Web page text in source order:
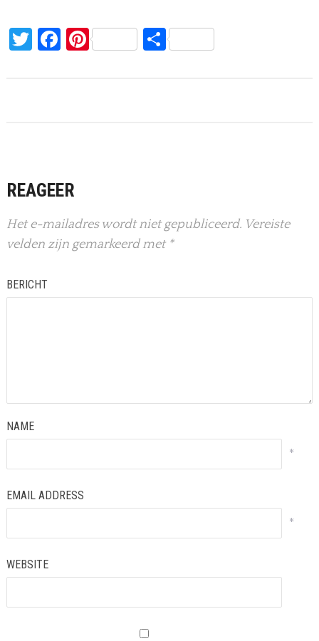
Twitter
Facebook
PinterestDelen
REAGEER
Het e-mailadres wordt niet gepubliceerd. Vereiste
velden zijn gemarkeerd met *
BERICHT
NAME
*
EMAIL ADDRESS
*
WEBSITE